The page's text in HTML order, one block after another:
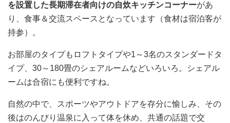
を設置した長期滞在者向けの自炊キッチンコーナーがあ
り、食事＆交流スペースとなっています（食材は宿泊客が
持参）。
お部屋のタイプもロフトタイプや1～3名のスタンダードタ
イプ、30～180畳のシェアルームなどいろいろ。シェアル
ームは合宿にも便利ですね。
自然の中で、スポーツやアウトドアを存分に愉しみ、その
後はのんびり温泉に入って体を休め、共通の話題で交